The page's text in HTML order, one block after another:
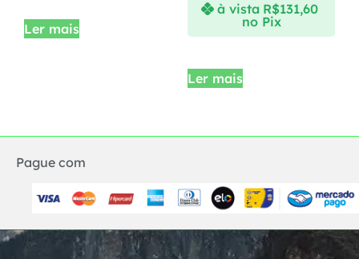
Ler mais
à vista R$131,60
no Pix
Ler mais
Pague com